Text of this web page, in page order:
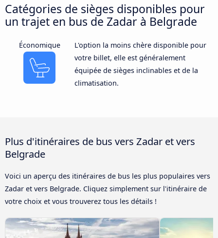
Catégories de sièges disponibles pour
un trajet en bus de Zadar à Belgrade
Économique
L'option la moins chère disponible pour
votre billet, elle est généralement
équipée de sièges inclinables et de la
climatisation.
Plus d'itinéraires de bus vers Zadar et vers
Belgrade
Voici un aperçu des itinéraires de bus les plus populaires vers
Zadar et vers Belgrade. Cliquez simplement sur l'itinéraire de
votre choix et vous trouverez tous les détails !